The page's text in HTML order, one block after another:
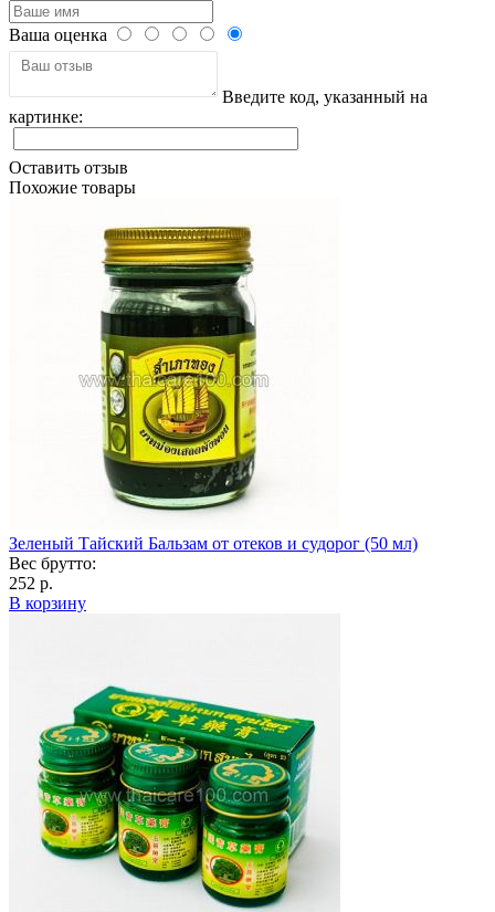
Ваша оценка
Введите код, указанный на
картинке:
Оставить отзыв
Похожие товары
Зеленый Тайский Бальзам от отеков и судорог (50 мл)
Вес брутто:
252 р.
В корзину